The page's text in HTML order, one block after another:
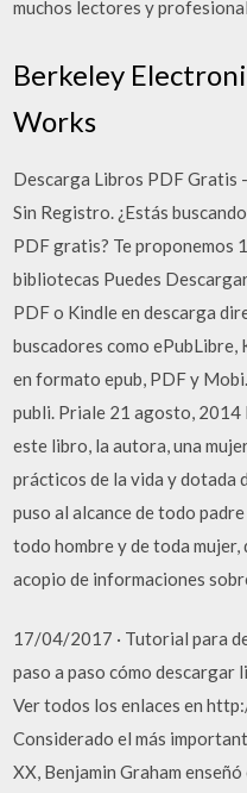
muchos lectores y
Berkeley
Works
Descarga Libros PDF Gratis
Sin Registro. ¿Estás
PDF gratis? Te proponemos
bibliotecas Puedes
PDF o Kindle en descarga
buscadores como ePubLibre,
en formato epub, PDF y
publi. Priale 21 agosto, 2014
este libro, la autora, una
prácticos de la vida y dotada
puso al alcance de todo
todo hombre y de toda
acopio de informaciones
17/04/2017 · Tutorial para
paso a paso cómo descargar
Ver todos los enlaces en
Considerado el más
XX, Benjamin Graham